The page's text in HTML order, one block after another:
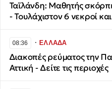
Ταϊλάνδη: Μαθητής
- Τουλάχιστον 6 νεκροί
08:36 ∙ΕΛΛΑΔΑ
Διακοπές ρεύματος την
Αττική - Δείτε τις περιοχές